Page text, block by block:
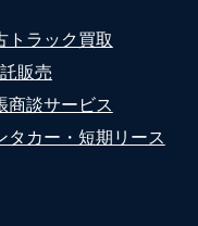
トラック買取
販売
商談サービス
タカー・短期リース